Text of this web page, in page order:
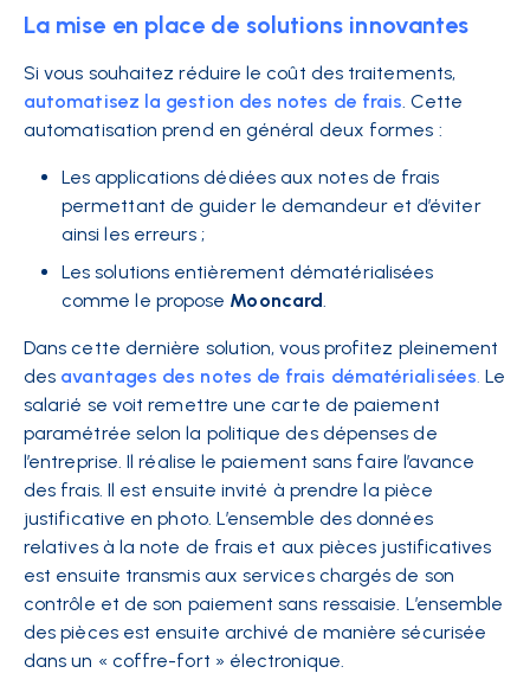
La mise en place de solutions innovantes
Si vous souhaitez réduire le coût des traitements,
automatisez la gestion des notes de frais. Cette
automatisation prend en général deux formes :
Lesapplications dédiées aux notes de frais
permettant de guider le demandeur et d’éviter
ainsi les erreurs ;
Les solutions entièrement dématérialisées
comme le propose Mooncard.
Dans cette dernière solution, vous profitez pleinement
des avantages des notes de frais dématérialisées.Le
salarié se voit remettre une carte de paiement
paramétrée selon la politique des dépenses de
l’entreprise. Il réalise le paiement sans faire l’avance
des frais. Il est ensuite invité à prendre la pièce
justificative en photo. L’ensemble des données
relatives à la note de frais et aux pièces justificatives
est ensuite transmis aux services chargés de son
contrôle et de son paiement sans ressaisie. L’ensemble
des pièces est ensuite archivé de manière sécurisée
dans un « coffre-fort » électronique.